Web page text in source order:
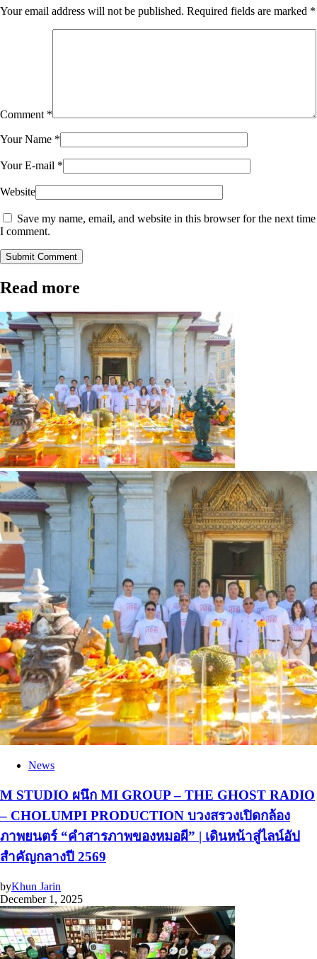
Your email address will not be published. Required fields are marked *
Comment *
Your Name *
Your E-mail *
Website
Save my name, email, and website in this browser for the next time
I comment.
Submit Comment
Read more
News
M STUDIO ผนึก MI GROUP – THE GHOST RADIO
– CHOLUMPI PRODUCTION บวงสรวงเปิดกล้อง
ภาพยนตร์ “คำสารภาพของหมอผี” | เดินหน้าสู่ไลน์อัป
สำคัญกลางปี 2569
byKhun Jarin
December 1, 2025